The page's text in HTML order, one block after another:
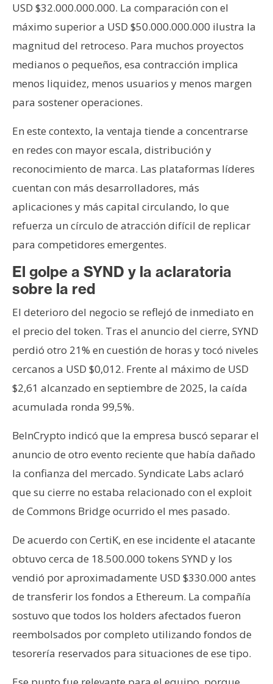
USD $32.000.000.000. La comparación con el
máximo superior a USD $50.000.000.000 ilustra la
magnitud del retroceso. Para muchos proyectos
medianos o pequeños, esa contracción implica
menos liquidez, menos usuarios y menos margen
para sostener operaciones.
En este contexto, la ventaja tiende a concentrarse
en redes con mayor escala, distribución y
reconocimiento de marca. Las plataformas líderes
cuentan con más desarrolladores, más
aplicaciones y más capital circulando, lo que
refuerza un círculo de atracción difícil de replicar
para competidores emergentes.
El golpe a SYND y la aclaratoria
sobre la red
El deterioro del negocio se reflejó de inmediato en
el precio del token. Tras el anuncio del cierre, SYND
perdió otro 21% en cuestión de horas y tocó niveles
cercanos a USD $0,012. Frente al máximo de USD
$2,61 alcanzado en septiembre de 2025, la caída
acumulada ronda 99,5%.
BeInCrypto indicó que la empresa buscó separar el
anuncio de otro evento reciente que había dañado
la confianza del mercado. Syndicate Labs aclaró
que su cierre no estaba relacionado con el exploit
de Commons Bridge ocurrido el mes pasado.
De acuerdo con CertiK, en ese incidente el atacante
obtuvo cerca de 18.500.000 tokens SYND y los
vendió por aproximadamente USD $330.000 antes
de transferir los fondos a Ethereum. La compañía
sostuvo que todos los holders afectados fueron
reembolsados por completo utilizando fondos de
tesorería reservados para situaciones de ese tipo.